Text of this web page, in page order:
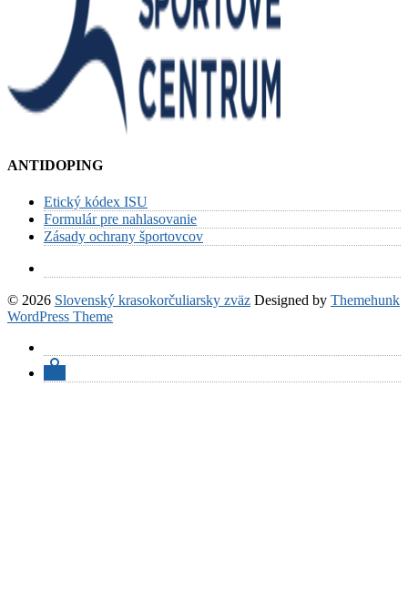
ANTIDOPING
Etický kódex ISU
Formulár pre nahlasovanie
Zásady ochrany športovcov
© 2026 Slovenský krasokorčuliarsky zväz Designed by Themehunk
WordPress Theme